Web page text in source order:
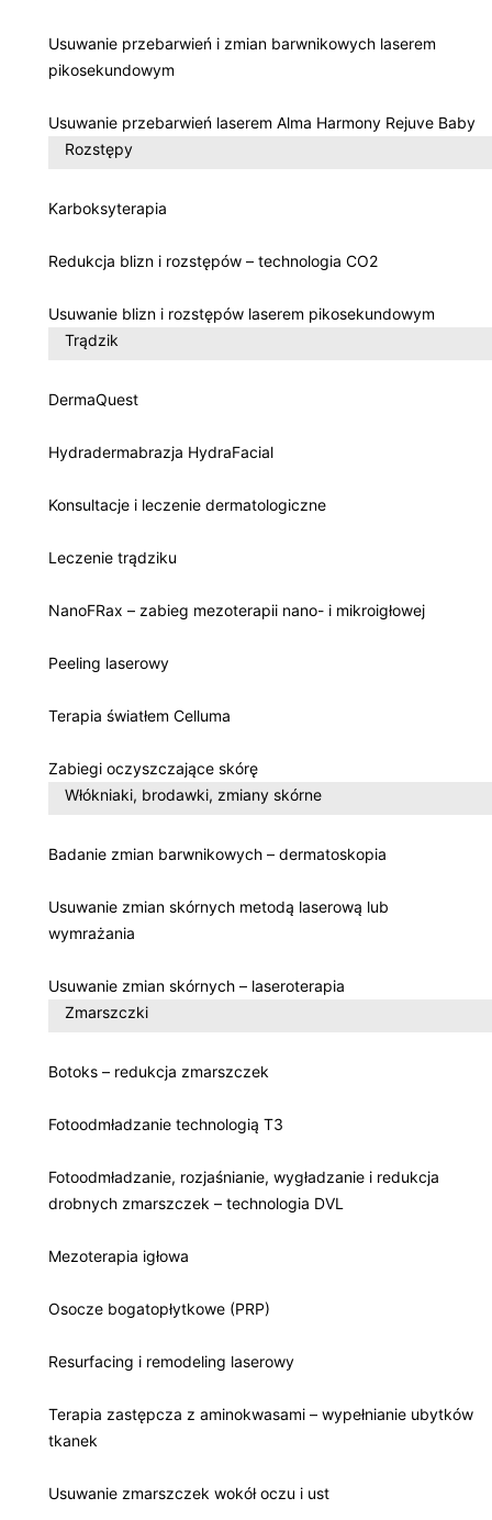
Usuwanie przebarwień i zmian barwnikowych laserem
pikosekundowym
Usuwanie przebarwień laserem Alma Harmony Rejuve Baby
Rozstępy
Karboksyterapia
Redukcja blizn i rozstępów – technologia CO2
Usuwanie blizn i rozstępów laserem pikosekundowym
Trądzik
DermaQuest
Hydradermabrazja HydraFacial
Konsultacje i leczenie dermatologiczne
Leczenie trądziku
NanoFRax – zabieg mezoterapii nano- i mikroigłowej
Peeling laserowy
Terapia światłem Celluma
Zabiegi oczyszczające skórę
Włókniaki, brodawki, zmiany skórne
Badanie zmian barwnikowych – dermatoskopia
Usuwanie zmian skórnych metodą laserową lub
wymrażania
Usuwanie zmian skórnych – laseroterapia
Zmarszczki
Botoks – redukcja zmarszczek
Fotoodmładzanie technologią T3
Fotoodmładzanie, rozjaśnianie, wygładzanie i redukcja
drobnych zmarszczek – technologia DVL
Mezoterapia igłowa
Osocze bogatopłytkowe (PRP)
Resurfacing i remodeling laserowy
Terapia zastępcza z aminokwasami – wypełnianie ubytków
tkanek
Usuwanie zmarszczek wokół oczu i ust